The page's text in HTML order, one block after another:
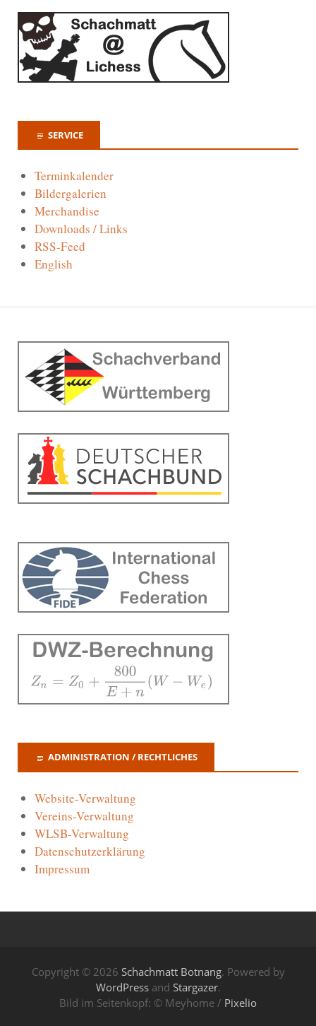
SERVICE
Terminkalender
Bildergalerien
Merchandise
Downloads / Links
RSS-Feed
English
ADMINISTRATION / RECHTLICHES
Website-Verwaltung
Vereins-Verwaltung
WLSB-Verwaltung
Datenschutzerklärung
Impressum
Copyright © 2026 Schachmatt Botnang. Powered by
WordPressand Stargazer.
Bild im Seitenkopf: © Meyhome / Pixelio